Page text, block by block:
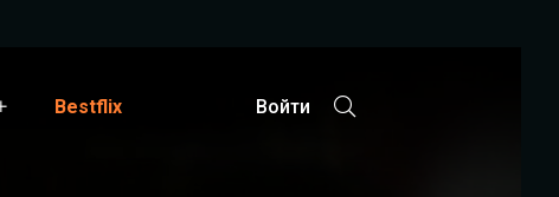
Bestflix Войти